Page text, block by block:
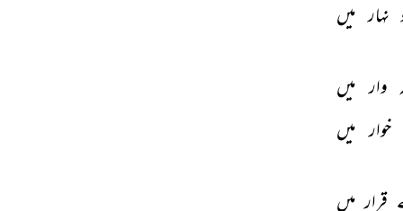
نہار میں
وار میں
خوار میں
قرار میں